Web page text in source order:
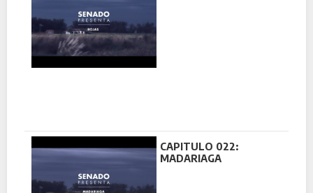
CAPITULO 022:
MADARIAGA